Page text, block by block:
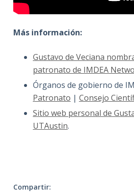
Más información:
Gustavo de Veciana
patronato de IMDEA
Órganos de gobierno de
Patronato | Consejo
Sitio web personal de
UTAustin.
Compartir: